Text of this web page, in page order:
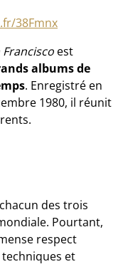
38Fmnx
est
albums de
. Enregistré en
1980, il réunit
des trois
Pourtant,
respect
et